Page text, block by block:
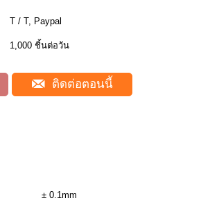
T / T, Paypal
1,000 ชิ้นต่อวัน
ติดต่อตอนนี้
± 0.1mm